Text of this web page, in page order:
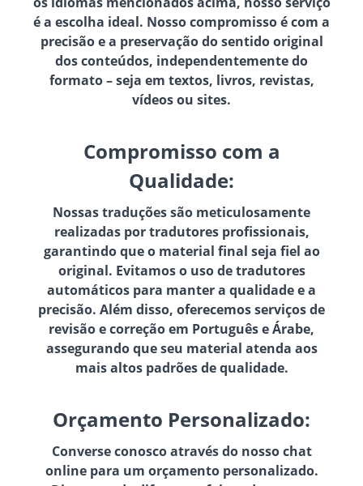
é a escolha ideal. Nosso compromisso é com a
precisão e a preservação do sentido original
dos conteúdos, independentemente do
formato – seja em textos, livros, revistas,
vídeos ou sites.
Compromisso com a
Qualidade:
Nossas traduções são meticulosamente
realizadas por tradutores profissionais,
garantindo que o material final seja fiel ao
original. Evitamos o uso de tradutores
automáticos para manter a qualidade e a
precisão. Além disso, oferecemos serviços de
revisão e correção em Português e Árabe,
assegurando que seu material atenda aos
mais altos padrões de qualidade.
Orçamento Personalizado:
Converse conosco através do nosso chat
online para um orçamento personalizado.